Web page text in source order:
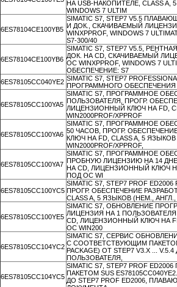
НА USB-НАКОПИТЕЛЕ, CLASS A,
WINDOWS 7 ULTIM
6ES78104CE100YB5
SIMATIC S7, STEP7 V5.5
И ДОК., СКАЧИВАЕМЫЙ
WINXPPROF, WINDOWS 7
S7-300/40
6ES78104CE100YB6
SIMATIC S7, STEP7 V5.5,
ДОК. НА CD, СКАЧИВАЕМЫЙ
ОС WINXPPROF, WINDOWS 7
ОБЕСПЕЧЕНИЕ: S7
6ES78105CC040YE2 SIMATIC S7, STEP7
ПРОГРАММНОГО ОБЕСПЕЧЕНИЯ
6ES78105CC100YA5
SIMATIC S7, ПРОГРАММНОЕ
ПОЛЬЗОВАТЕЛЯ, ПРОГР.
ЛИЦЕНЗИОННЫЙ КЛЮЧ НА FD,
WIN2000PROF/XPPROF
6ES78105CC100YA6
SIMATIC S7, ПРОГРАММНОЕ
50 ЧАСОВ, ПРОГР.
КЛЮЧ НА FD, CLASS A, 5
WIN2000PROF/XPPROF,
6ES78105CC100YA7
SIMATIC S7, ПРОГРАММНОЕ
ПРОБНУЮ ЛИЦЕНЗИЮ НА 14
НА CD, ЛИЦЕНЗИОННЫЙ КЛЮЧ НА
ПОД ОС WI
6ES78105CC100YC5
SIMATIC S7, STEP7 PROF
ПРОГР. ОБЕСПЕЧЕНИЕ
CLASS A, 5 ЯЗЫКОВ (НЕМ.,
6ES78105CC100YE5
SIMATIC S7, ОБНОВЛЕНИЕ
ЛИЦЕНЗИЯ НА 1
CD, ЛИЦЕНЗИОННЫЙ КЛЮЧ НА
ОС WIN200
6ES78105CC104YC2
SIMATIC S7, СЕРВИС
С СООТВЕТСТВУЮЩИМ ПАКЕТОМ
PACKAGE) ОТ STEP7 V3.X ...
ПОЛЬЗОВАТЕЛЯ,
6ES78105CC104YC5
SIMATIC S7, STEP7 PROF
ПАКЕТОМ SUS
ДО STEP7 PROF ED2006,